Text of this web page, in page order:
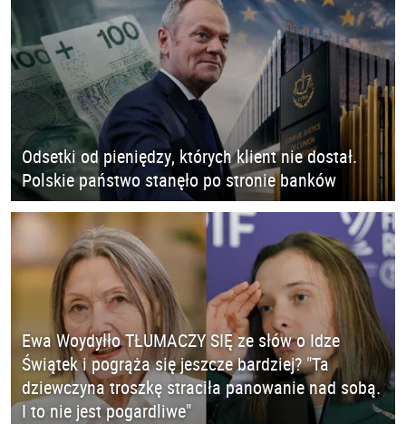
Odsetki od pieniędzy, których klient nie dostał.
Polskie państwo stanęło po stronie banków
Ewa Woydyłło TŁUMACZY SIĘ ze słów o Idze
Świątek i pogrąża się jeszcze bardziej? "Ta
dziewczyna troszkę straciła panowanie nad sobą.
I to nie jest pogardliwe"